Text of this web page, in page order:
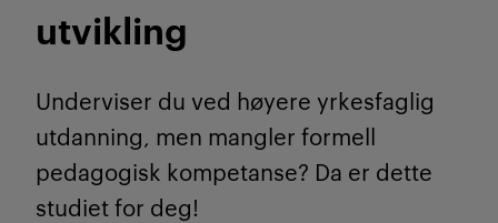
utvikling
Underviser du ved høyere yrkesfaglig
utdanning, men mangler formell
pedagogisk kompetanse? Da er dette
studiet for deg!